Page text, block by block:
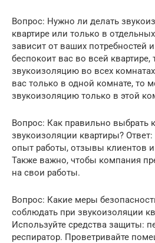
Вопрос: Нужно ли делать
квартире или только в
зависит от ваших потребностей
беспокоит вас во всей квартире,
звукоизоляцию во всех
вас только в одной комнате, то
звукоизоляцию только в этой
Вопрос: Как правильно выбрать
звукоизоляции квартиры?
опыт работы, отзывы клиентов
Также важно, чтобы компания
на свои работы.
Вопрос: Какие меры
соблюдать при звукоизоляции
Используйте средства защиты:
респиратор. Проветривайте